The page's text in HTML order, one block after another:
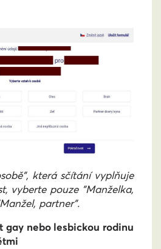
která sčítání vyplňuje
vyberte pouze "Manželka,
partner".
gay nebo lesbickou rodinu